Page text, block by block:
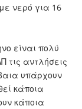
νερό για 16
είναι πολύ
τις αντλήσεις
υπάρχουν
κάποια
κάποια